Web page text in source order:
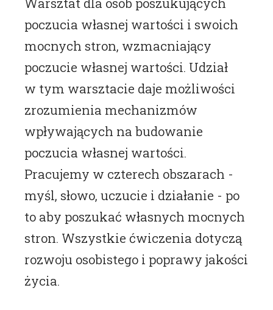
poczucia własnej wartości i swoich
mocnych stron, wzmacniający
poczucie własnej wartości. Udział
w tym warsztacie daje możliwości
zrozumienia mechanizmów
wpływających na budowanie
poczucia własnej wartości.
Pracujemy w czterech obszarach -
myśl, słowo, uczucie i działanie - po
to aby poszukać własnych mocnych
stron. Wszystkie ćwiczenia dotyczą
rozwoju osobistego i poprawy jakości
życia.